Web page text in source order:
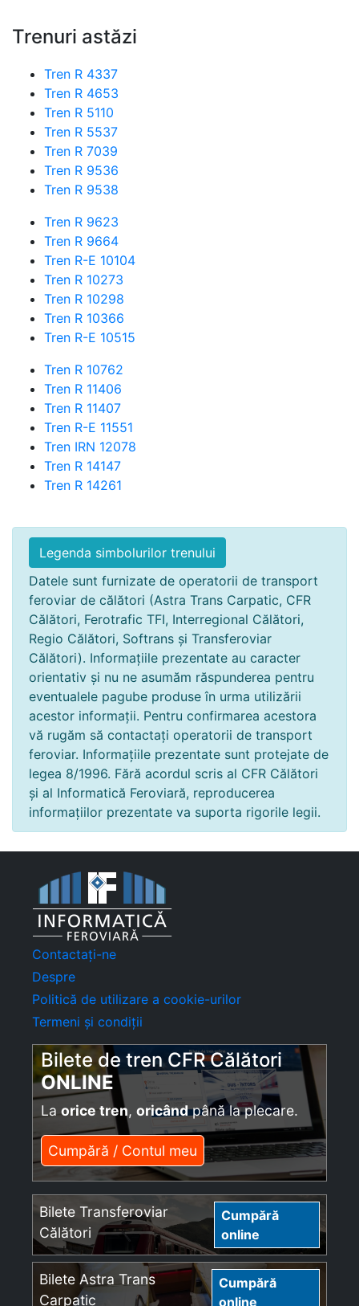
Trenuri astăzi
Tren R 4337
Tren R 4653
Tren R 5110
Tren R 5537
Tren R 7039
Tren R 9536
Tren R 9538
Tren R 9623
Tren R 9664
Tren R-E 10104
Tren R 10273
Tren R 10298
Tren R 10366
Tren R-E 10515
Tren R 10762
Tren R 11406
Tren R 11407
Tren R-E 11551
Tren IRN 12078
Tren R 14147
Tren R 14261
Legenda simbolurilor trenului
Datele sunt furnizate de operatorii de transport
feroviar de călători (Astra Trans Carpatic, CFR
Călători, Ferotrafic TFI, Interregional Călători,
Regio Călători, Softrans și Transferoviar
Călători). Informațiile prezentate au caracter
orientativ și nu ne asumăm răspunderea pentru
eventualele pagube produse în urma utilizării
acestor informații. Pentru confirmarea acestora
vă rugăm să contactați operatorii de transport
feroviar. Informațiile prezentate sunt protejate de
legea 8/1996. Fără acordul scris al CFR Călători
și al Informatică Feroviară, reproducerea
informațiilor prezentate va suporta rigorile legii.
Contactați-ne
Despre
Politică de utilizare a cookie-urilor
Termeni și condiții
Bilete de tren CFR Călători
ONLINE
La orice tren, oricândpână la plecare.
Cumpără / Contul meu
Bilete Transferoviar
Călători
Cumpără
online
Bilete Astra Trans
Carpatic
Cumpără
online